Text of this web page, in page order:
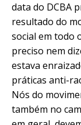
data do DCBA
resultado do
social em todo
preciso nem
estava
práticas anti-
Nós do
também no